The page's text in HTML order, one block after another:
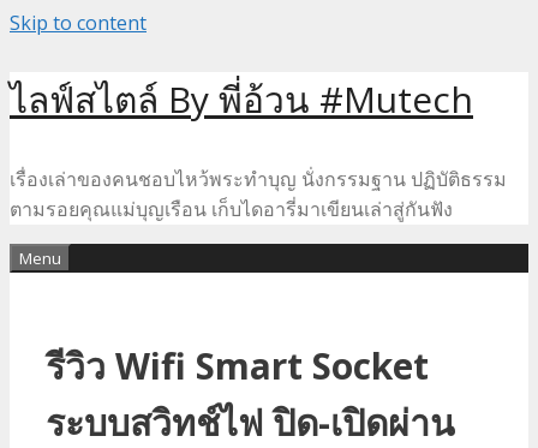
Skip to content
ไลฟ์สไตล์ By พี่อ้วน #Mutech
เรื่องเล่าของคนชอบไหว้พระทำบุญ นั่งกรรมฐาน ปฏิบัติธรรม
ตามรอยคุณแม่บุญเรือน เก็บไดอารี่มาเขียนเล่าสู่กันฟัง
Menu
รีวิว Wifi Smart Socket
ระบบสวิทช์ไฟ ปิด-เปิดผ่าน